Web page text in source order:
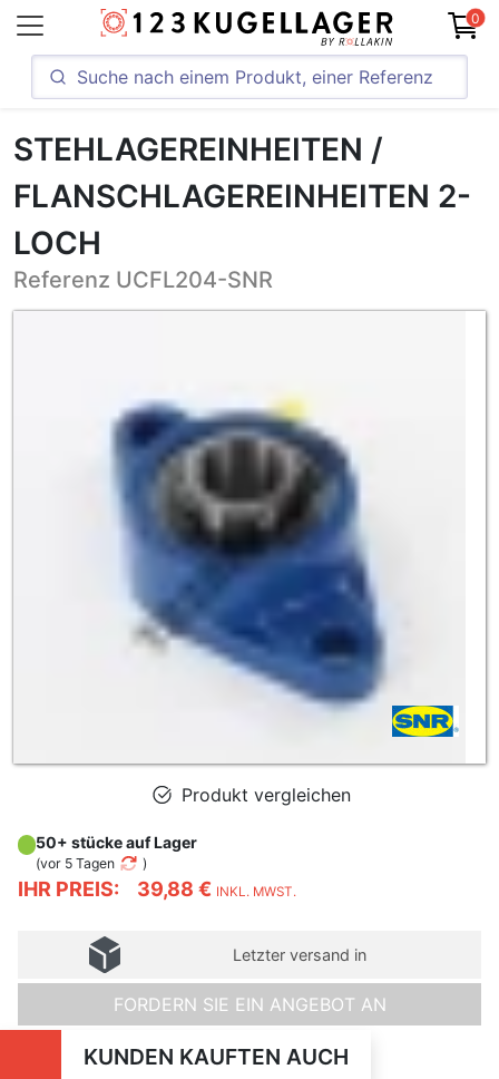
0
STEHLAGEREINHEITEN /
FLANSCHLAGEREINHEITEN 2-
LOCH
Referenz UCFL204-SNR
Produkt vergleichen
IHR PREIS: 39,88 € INKL. MWST.
50+ stücke auf Lager
(vor 5 Tagen )
Letzter versand in
FORDERN SIE EIN ANGEBOT AN
KUNDEN KAUFTEN AUCH